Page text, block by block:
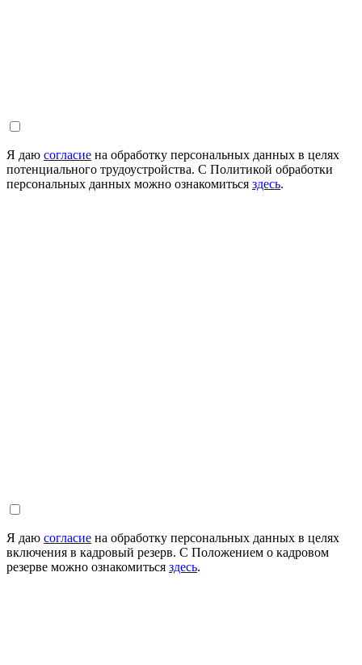
Я даю согласие на обработку персональных данных в целях
потенциального трудоустройства. С Политикой обработки
персональных данных можно ознакомиться здесь.
Я даю согласие на обработку персональных данных в целях
включения в кадровый резерв. С Положением о кадровом
резерве можно ознакомиться здесь.